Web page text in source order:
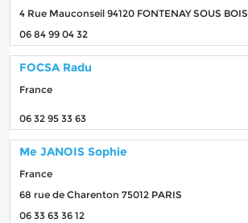
4 Rue Mauconseil 94120 FONTENAY SOUS BOIS
06 84 99 04 32
FOCSA Radu
France
06 32 95 33 63
Me JANOIS Sophie
France
68 rue de Charenton 75012 PARIS
06 33 63 36 12